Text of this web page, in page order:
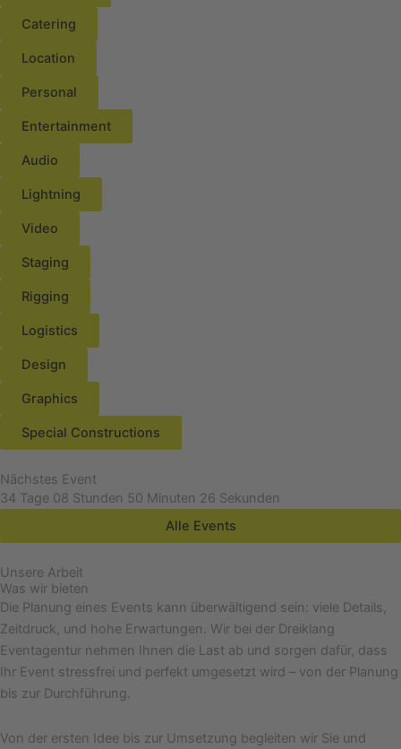
Catering
Location
Personal
Entertainment
Audio
Lightning
Video
Staging
Rigging
Logistics
Design
Graphics
Special Constructions
Nächstes Event
34 Tage 08 Stunden 50 Minuten 26 Sekunden
Alle Events
Unsere Arbeit
Was wir bieten
Die Planung eines Events kann überwältigend sein: viele Details,
Zeitdruck, und hohe Erwartungen. Wir bei der Dreiklang
Eventagentur nehmen Ihnen die Last ab und sorgen dafür, dass
Ihr Event stressfrei und perfekt umgesetzt wird – von der Planung
bis zur Durchführung.
Von der ersten Idee bis zur Umsetzung begleiten wir Sie und